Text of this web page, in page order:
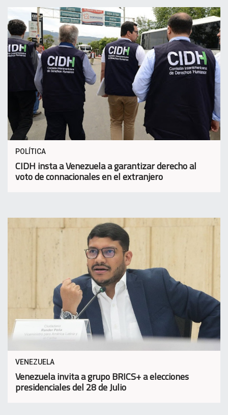
POLÍTICA
CIDH insta a Venezuela a garantizar derecho al
voto de connacionales en el extranjero
VENEZUELA
Venezuela invita a grupo BRICS+ a elecciones
presidenciales del 28 de Julio